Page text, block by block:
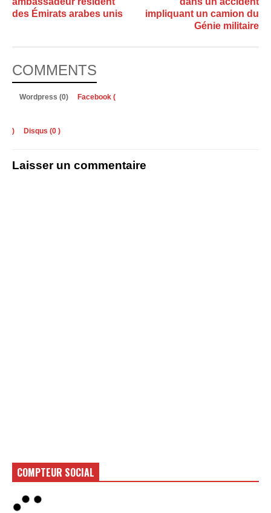
des Émirats arabes unis
impliquant un camion du
Génie militaire
COMMENTS
Wordpress (0) Facebook (
) Disqus (0 )
Laisser un commentaire
COMPTEUR SOCIAL